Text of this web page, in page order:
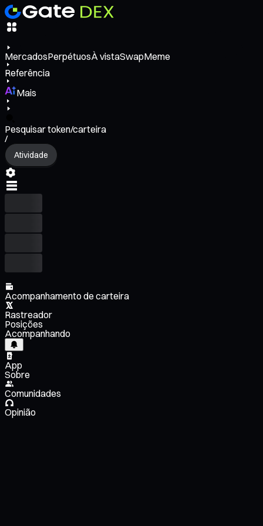
MercadosPerpétuosÀ vistaSwapMeme
Referência
Mais
Pesquisar token/carteira
/
Atividade
Acompanhamento de carteira
Rastreador
Posições
Acompanhando
App
Sobre
Comunidades
Opinião